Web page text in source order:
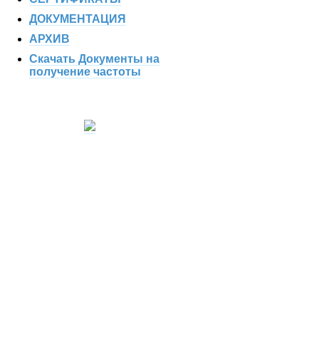
ДОКУМЕНТАЦИЯ
АРХИВ
Скачать Документы на
получение частоты